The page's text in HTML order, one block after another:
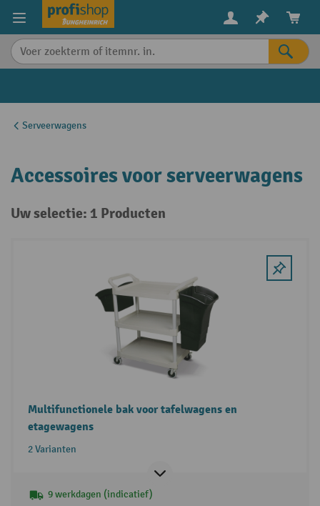
content
Serveerwagens
Accessoires voor serveerwagens
Uw selectie: 1 Producten
Multifunctionele bak voor tafelwagens en
etagewagens
2 Varianten
9 werkdagen (indicatief)